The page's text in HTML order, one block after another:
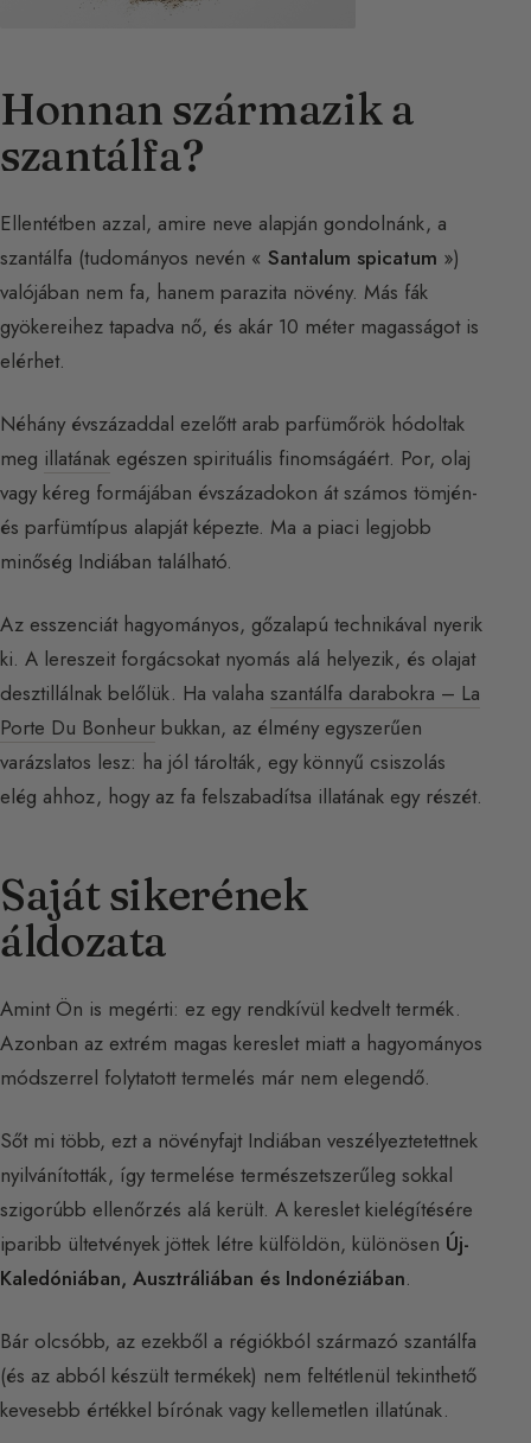
Honnan származik a
szantálfa?
Ellentétben azzal, amire neve alapján gondolnánk, a
szantálfa (tudományos nevén « Santalum spicatum »)
valójában nem fa, hanem parazita növény. Más fák
gyökereihez tapadva nő, és akár 10 méter magasságot is
elérhet.
Néhány évszázaddal ezelőtt arab parfümőrök hódoltak
meg illatának egészen spirituális finomságáért. Por, olaj
vagy kéreg formájában évszázadokon át számos tömjén-
és parfümtípus alapját képezte. Ma a piaci legjobb
minőség Indiában található.
Az esszenciát hagyományos, gőzalapú technikával nyerik
ki. A lereszeit forgácsokat nyomás alá helyezik, és olajat
desztillálnak belőlük. Ha valaha szantálfa darabokra – La
Porte Du Bonheur bukkan, az élmény egyszerűen
varázslatos lesz: ha jól tárolták, egy könnyű csiszolás
elég ahhoz, hogy az fa felszabadítsa illatának egy részét.
Saját sikerének
áldozata
Amint Ön is megérti: ez egy rendkívül kedvelt termék.
Azonban az extrém magas kereslet miatt a hagyományos
módszerrel folytatott termelés már nem elegendő.
Sőt mi több, ezt a növényfajt Indiában veszélyeztetettnek
nyilvánították, így termelése természetszerűleg sokkal
szigorúbb ellenőrzés alá került. A kereslet kielégítésére
iparibb ültetvények jöttek létre külföldön, különösen Új-
Kaledóniában, Ausztráliában és Indonéziában.
Bár olcsóbb, az ezekből a régiókból származó szantálfa
(és az abból készült termékek) nem feltétlenül tekinthető
kevesebb értékkel bírónak vagy kellemetlen illatúnak.